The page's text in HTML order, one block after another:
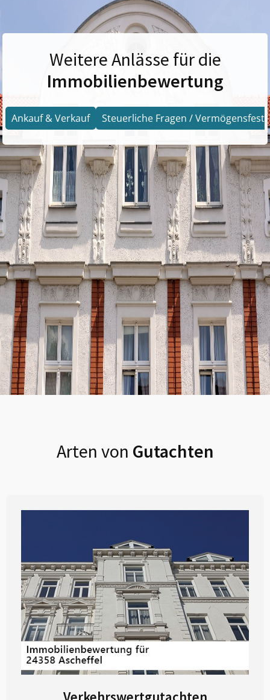
Weitere Anlässe für die
Immobilienbewertung
Ankauf & Verkauf Steuerliche Fragen /
Arten von Gutachten